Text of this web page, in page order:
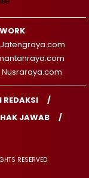
Jatengraya.com
Nusraraya.com
REDAKSI
HAK JAWAB
RESERVED